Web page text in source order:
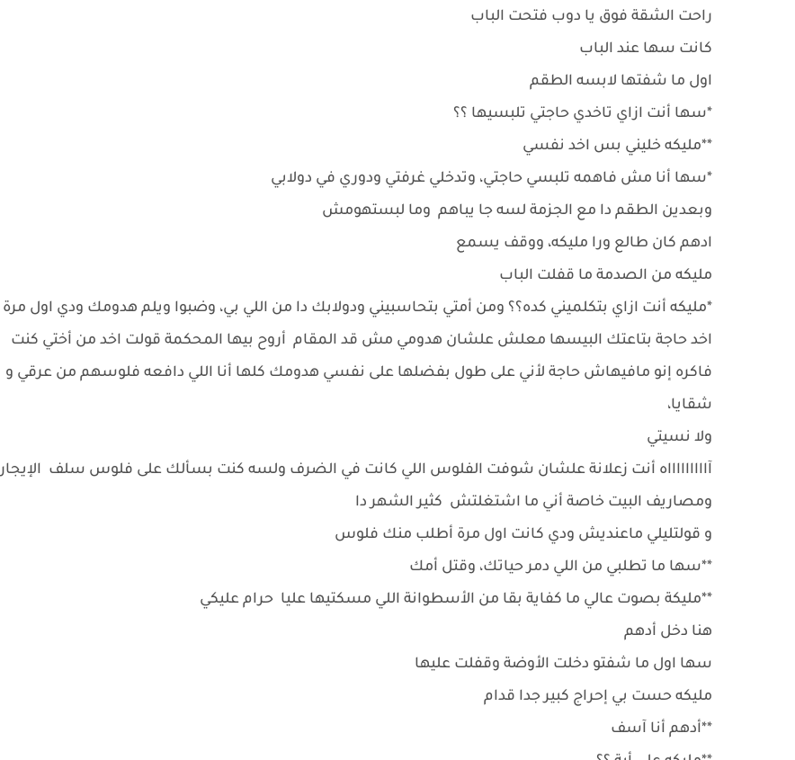
راحت الشقة فوق يا دوب فتحت الباب
كانت سها عند الباب
اول ما شفتها لابسه الطقم
*سها أنت ازاي تاخدي حاجتي تلبسيها ؟؟
**مليكه خليني بس اخد نفسي
*سها أنا مش فاهمه تلبسي حاجتي، وتدخلي غرفتي ودوري في دولابي
وبعدين الطقم دا مع الجزمة لسه جا يباهم وما لبستهومش
ادهم كان طالع ورا مليكه، ووقف يسمع
مليكه من الصدمة ما قفلت الباب
*مليكه أنت ازاي بتكلميني كده؟؟ ومن أمتي بتحاسبيني ودولابك دا من اللي بي، وضبوا ويلم هدومك ودي اول مرة
اخد حاجة بتاعتك البيسها معلش علشان هدومي مش قد المقام أروح بيها المحكمة قولت اخد من أختي كنت
فاكره إنو مافيهاش حاجة لأني على طول بفضلها على نفسي هدومك كلها أنا اللي دافعه فلوسهم من عرقي و
شقايا،
ولا نسيتي
آاااااااااه أنت زعلانة علشان شوفت الفلوس اللي كانت في الضرف ولسه كنت بسألك على فلوس سلف الإيجار
ومصاريف البيت خاصة أني ما اشتغلتش كثير الشهر دا
و قولتليلي ماعنديش ودي كانت اول مرة أطلب منك فلوس
**سها ما تطلبي من اللي دمر حياتك، وقتل أمك
**مليكة بصوت عالي ما كفاية بقا من الأسطوانة اللي مسكتيها عليا حرام عليكي
هنا دخل أدهم
سها اول ما شفتو دخلت الأوضة وقفلت عليها
مليكه حست بي إحراج كبير جدا قدام
**أدهم أنا آسف